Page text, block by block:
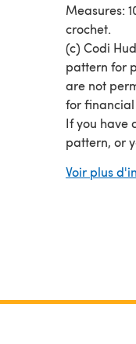
Measures:
crochet.
(c) Codi
pattern for
are not
for
If you have
pattern, or
Voir plus